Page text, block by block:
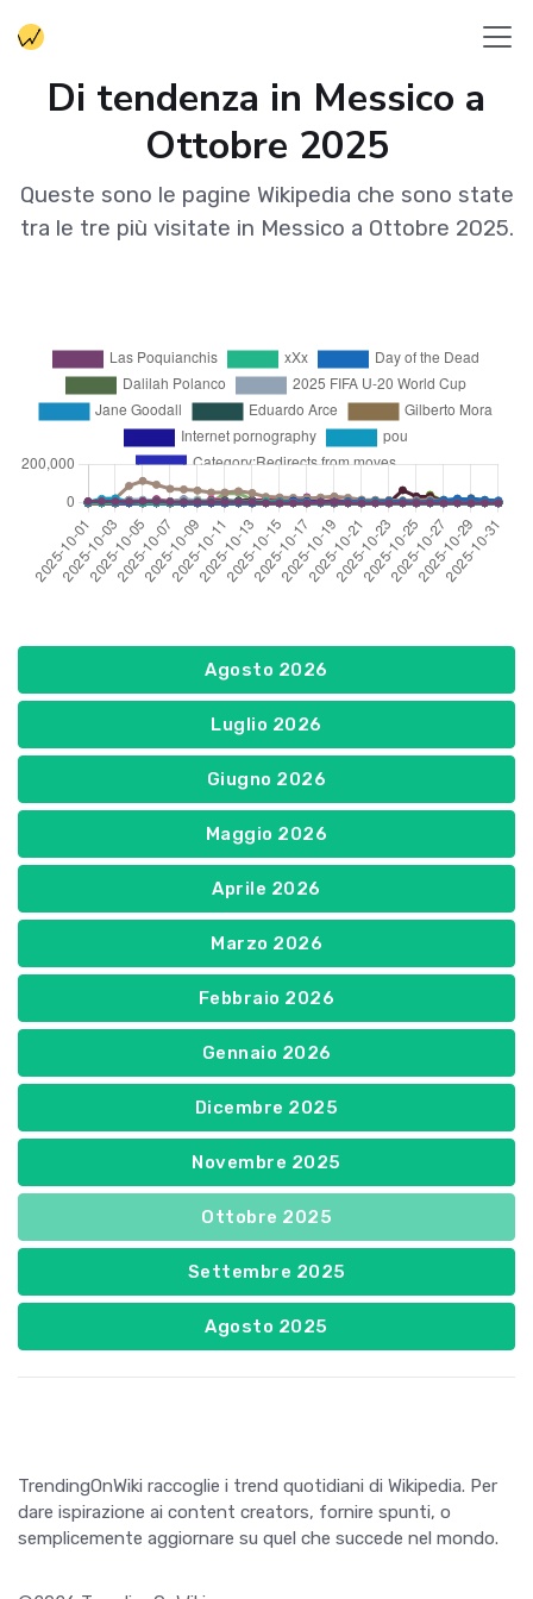
Di tendenza in Messico a
Ottobre 2025
Queste sono le pagine Wikipedia che sono state
tra le tre più visitate in Messico a Ottobre 2025.
Agosto 2026
Luglio 2026
Giugno 2026
Maggio 2026
Aprile 2026
Marzo 2026
Febbraio 2026
Gennaio 2026
Dicembre 2025
Novembre 2025
Ottobre 2025
Settembre 2025
Agosto 2025
TrendingOnWiki raccoglie i trend quotidiani di Wikipedia. Per
dare ispirazione ai content creators, fornire spunti, o
semplicemente aggiornare su quel che succede nel mondo.